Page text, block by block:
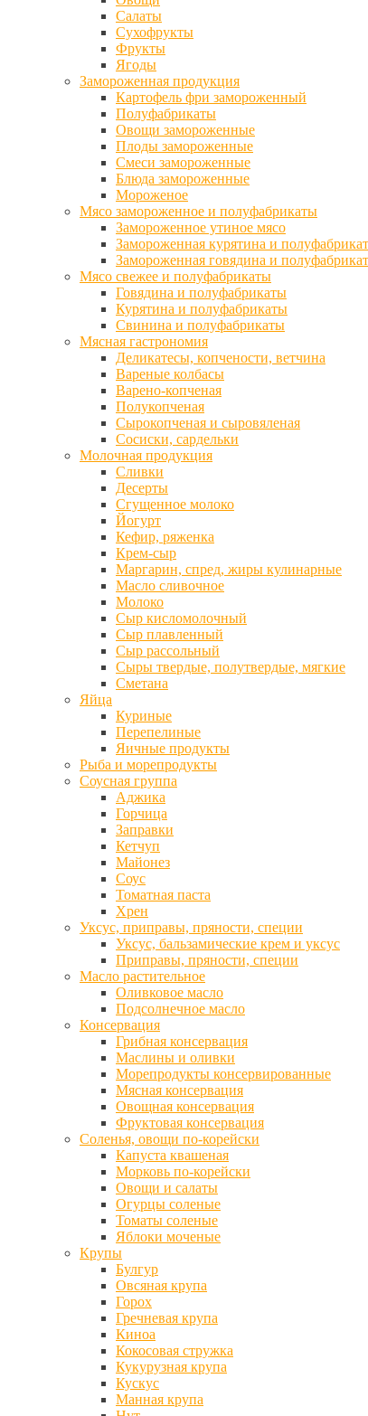
Салаты
Сухофрукты
Фрукты
Ягоды
Замороженная продукция
Картофель фри замороженный
Полуфабрикаты
Овощи замороженные
Плоды замороженные
Смеси замороженные
Блюда замороженные
Мороженое
Мясо замороженное и полуфабрикаты
Замороженное утиное мясо
Замороженная курятина и
Замороженная говядина и
Мясо свежее и полуфабрикаты
Говядина и полуфабрикаты
Курятина и полуфабрикаты
Свинина и полуфабрикаты
Мясная гастрономия
Деликатесы, копчености, ветчина
Вареные колбасы
Варено-копченая
Полукопченая
Сырокопченая и сыровяленая
Сосиски, сардельки
Молочная продукция
Сливки
Десерты
Сгущенное молоко
Йогурт
Кефир, ряженка
Крем-сыр
Маргарин, спред, жиры кулинарные
Масло сливочное
Молоко
Сыр кисломолочный
Сыр плавленный
Сыр рассольный
Сыры твердые, полутвердые, мягкие
Сметана
Яйца
Куриные
Перепелиные
Яичные продукты
Рыба и морепродукты
Соусная группа
Аджика
Горчица
Заправки
Кетчуп
Майонез
Соус
Томатная паста
Хрен
Уксус, приправы, пряности, специи
Уксус, бальзамические крем и уксус
Приправы, пряности, специи
Масло растительное
Оливковое масло
Подсолнечное масло
Консервация
Грибная консервация
Маслины и оливки
Морепродукты консервированные
Мясная консервация
Овощная консервация
Фруктовая консервация
Соленья, овощи по-корейски
Капуста квашеная
Морковь по-корейски
Овощи и салаты
Огурцы соленые
Томаты соленые
Яблоки моченые
Крупы
Булгур
Овсяная крупа
Горох
Гречневая крупа
Киноа
Кокосовая стружка
Кукурузная крупа
Кускус
Манная крупа